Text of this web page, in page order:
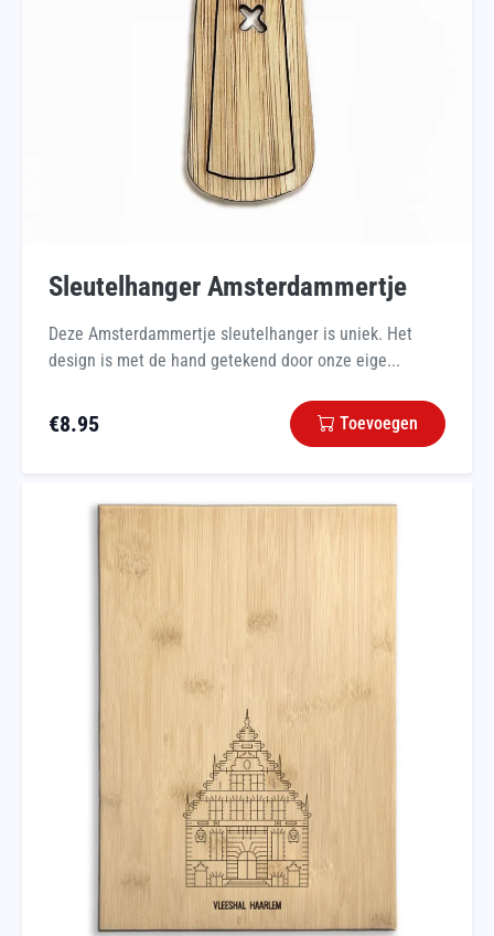
Sleutelhanger Amsterdammertje
Deze Amsterdammertje sleutelhanger is uniek. Het
design is met de hand getekend door onze eige...
€8.95 Toevoegen